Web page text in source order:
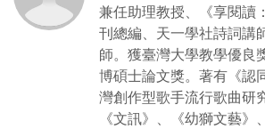
兼任助理教授、《享閱讀
刊總編、天一學社詩詞講
師。獲臺灣大學教學優良
博碩士論文獎。著有《
灣創作型歌手流行歌曲研
《文訊》、《幼獅文藝》